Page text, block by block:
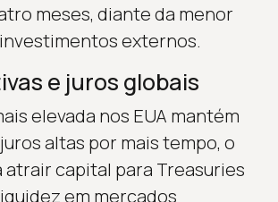
meses, diante da menor
externos.
e juros globais
elevada nos EUA mantém
altas por mais tempo, o
atrair capital para Treasuries
em mercados